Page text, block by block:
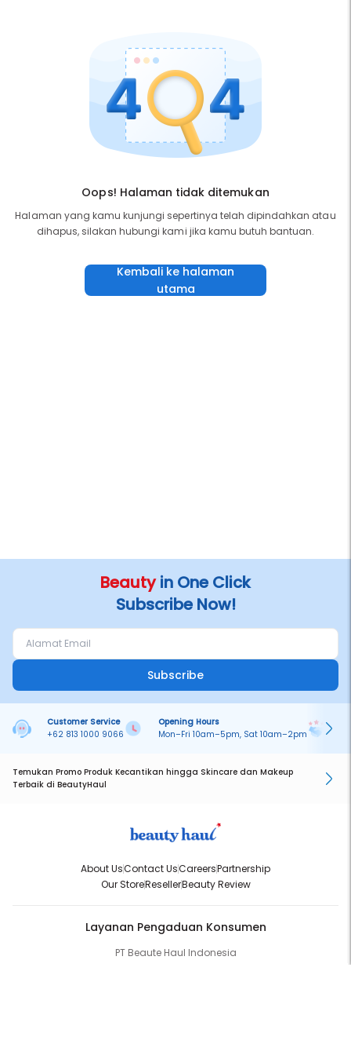
Oops! Halaman tidak ditemukan
Halaman yang kamu kunjungi sepertinya telah dipindahkan atau
dihapus, silakan hubungi kami jika kamu butuh bantuan.
Kembali ke halaman
utama
Beautyin One Click
Subscribe Now!
Subscribe
Customer Service
+62 813 1000 9066
Opening Hours
Mon–Fri 10am–5pm, Sat 10am–2pm
Temukan Promo Produk Kecantikan hingga Skincare dan Makeup
Terbaik di BeautyHaul
About UsContact UsCareersPartnership
Our StoreResellerBeauty Review
Layanan Pengaduan Konsumen
PT Beaute Haul Indonesia